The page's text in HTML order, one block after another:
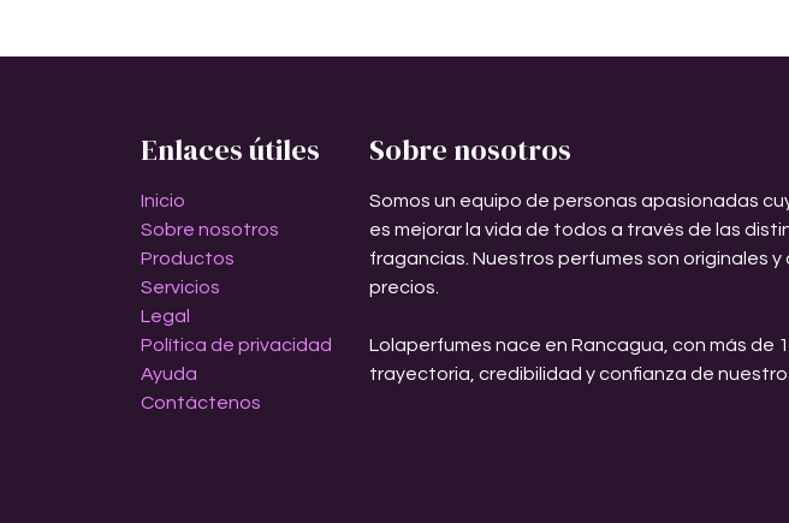
Enlaces útiles
Inicio
Sobre nosotros
Productos
Servicios
Legal
Política de privacidad
Ayuda
Contáctenos
Sobre nosotros
Somos un equipo de personas apasionadas
es mejorar la vida de todos a través de las
fragancias. Nuestros perfumes son originales
precios.
Lolaperfumes nace en Rancagua, con más de
trayectoria, credibilidad y confianza de